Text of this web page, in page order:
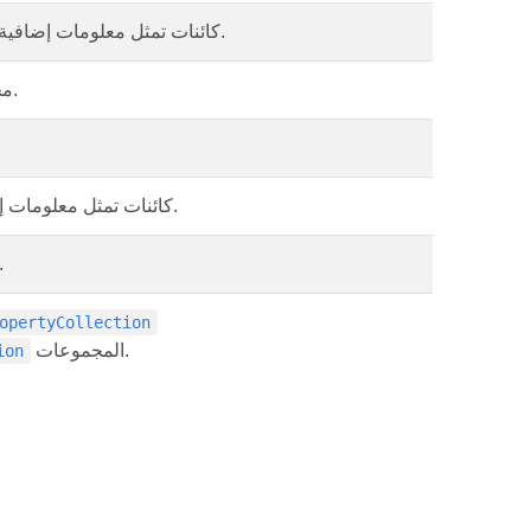
كائنات تمثل معلومات إضافية.
مجموعة من خصائص المستند المخصصة.
كائنات تمثل معلومات إضافية.
يمثل خاصية مستند مخصصة أو مضمنة.
المجموعات.